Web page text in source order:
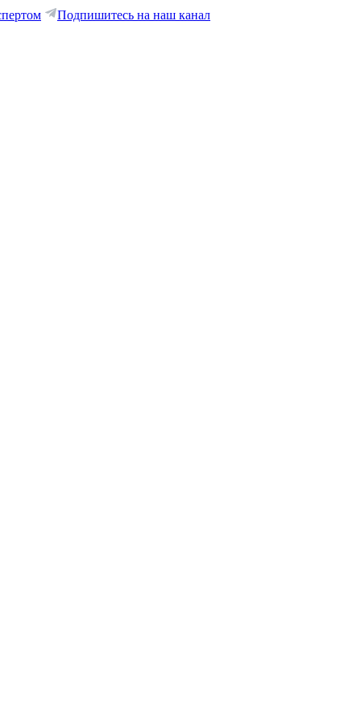
Подпишитесь на наш канал